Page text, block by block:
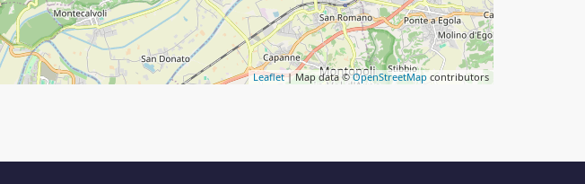
Leaflet| Map data ©OpenStreetMap contributors